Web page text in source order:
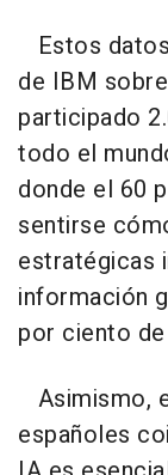
Estos
de IBM
participado
todo el
donde el 60
sentirse
estratégicas
información
por ciento
Asimismo,
españoles